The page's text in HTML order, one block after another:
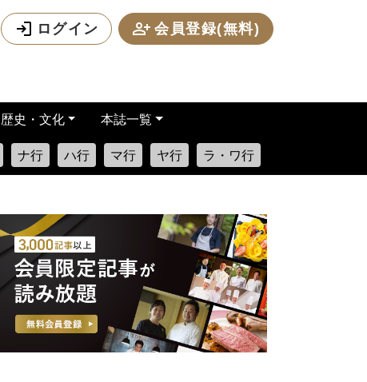
ログイン 会員登録(無料)
歴史・文化 本誌一覧
ナ行 ハ行 マ行 ヤ行 ラ・ワ行